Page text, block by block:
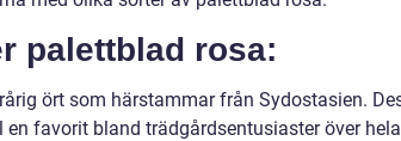
palettblad rosa:
ört som härstammar från Sydostasien.
favorit bland trädgårdsentusiaster över